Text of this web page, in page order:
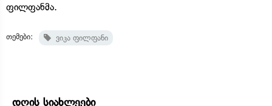
ფილფანმა.
თემები: ვიკა ფილფანი
დღის სიახლეები